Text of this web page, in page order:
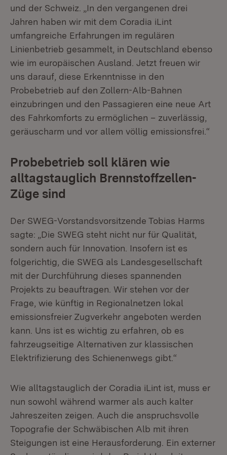
und der Schweiz. „In den vergangenen drei
Jahren haben wir mit dem Coradia iLint
umfangreiche Erfahrungen im regulären
Linienbetrieb gesammelt, in Deutschland ebenso
wie im europäischen Ausland. Jetzt freuen wir
uns darauf, diese Erkenntnisse in den
Probebetrieb auf den Zollern-Alb-Bahnen
einzubringen und den Passagieren eine neue Art
des Fahrkomforts zu ermöglichen – zuverlässig,
geräuscharm und vor allem völlig emissionsfrei.“
Probebetrieb soll klären wie
alltagstauglich Brennstoffzellen-
Züge sind
Der SWEG-Vorstandsvorsitzende Tobias Harms
sagte: „Die SWEG steht nicht nur für Qualität,
sondern auch für Innovation. Insofern ist es
folgerichtig, die SWEG als Landesgesellschaft
mit der Durchführung dieses spannenden
Projekts zu beauftragen. Wir stehen vor der
Frage, wie künftig in Regionalnetzen lokal
emissionsfreier Zugverkehr angeboten werden
kann. Uns ist es wichtig zu erfahren, ob es
fahrzeugseitige Alternativen zur klassischen
Elektrifizierung des Schienenwegs gibt.“
Wie alltagstauglich der Coradia iLint ist, muss er
nun sowohl während warmer als auch kalter
Jahreszeiten zeigen. Auch die anspruchsvolle
Topografie der Schwäbischen Alb mit ihren
Steigungen ist eine Herausforderung. Ein externer